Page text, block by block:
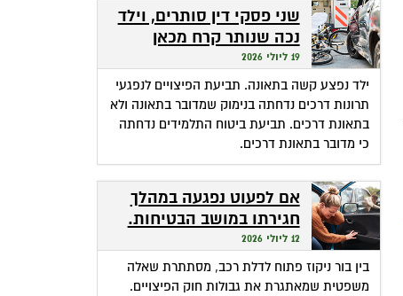
שני פסקי דין סותרים, וילד
נכה שנותר קרח מכאן
ומכאן
19 ליולי 2026
ילד נפצע קשה בתאונה. תביעת הפיצויים לנפגעי
תרונות דרכים נדחתה בנימוק שמדובר בתאונה ולא
בתאונת דרכים. תביעת ביטוח התלמידים נדחתה
כי מדובר בתאונת דרכים.
אם לפעוט נפגעה במהלך
חגירתו במושב הבטיחות.
האם זכאית לפיצויים?
12 ליולי 2026
בין בור ניקוז פתוח לדלת רכב, מסתתרת שאלה
משפטית שמאתגרת את גבולות חוק הפיצויים.